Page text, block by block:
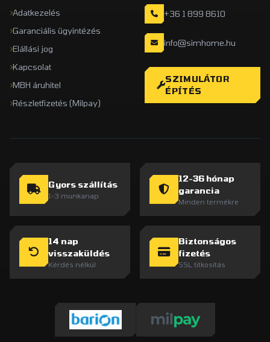
Adatkezelés
Garanciális ügyintézés
Elállási jog
Kapcsolat
MBH áruhitel
Részletfizetés (Milpay)
+36 1 899 8610
info@simhome.hu
SZIMULÁTOR
ÉPÍTÉS
Gyors szállítás
1-3 munkanap
12-36 hónap
garancia
Minden termékre
14 nap
visszaküldés
Kérdés nélkül
Biztonságos
fizetés
SSL titkosítás